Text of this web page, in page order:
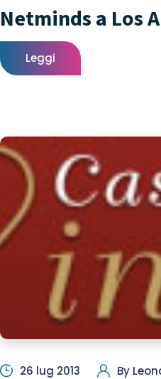
Netminds a Los
Leggi
26 lug 2013 By